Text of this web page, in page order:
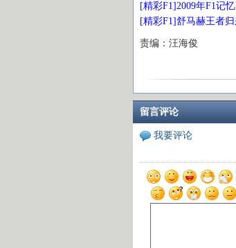
[精彩F1]2009年F1记
[精彩F1]舒马赫王者
责编：汪海俊
留言评论
我要评论